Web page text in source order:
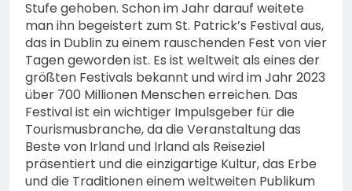
Stufe gehoben. Schon im Jahr darauf weitete
man ihn begeistert zum St. Patrick’s Festival aus,
das in Dublin zu einem rauschenden Fest von vier
Tagen geworden ist. Es ist weltweit als eines der
größten Festivals bekannt und wird im Jahr 2023
über 700 Millionen Menschen erreichen. Das
Festival ist ein wichtiger Impulsgeber für die
Tourismusbranche, da die Veranstaltung das
Beste von Irland und Irland als Reiseziel
präsentiert und die einzigartige Kultur, das Erbe
und die Traditionen einem weltweiten Publikum